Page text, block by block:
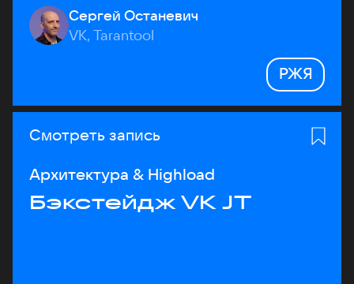
Сергей Останевич
VK, Tarantool
РЖЯ
Смотреть запись
Архитектура & Highload
Бэкстейдж VK JT